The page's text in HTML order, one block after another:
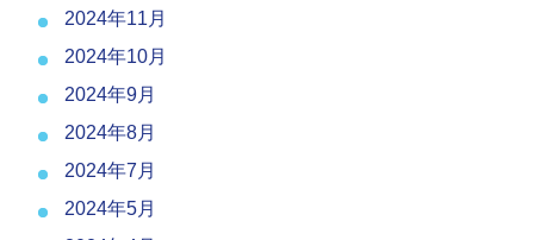
2024年11月
2024年10月
2024年9月
2024年8月
2024年7月
2024年5月